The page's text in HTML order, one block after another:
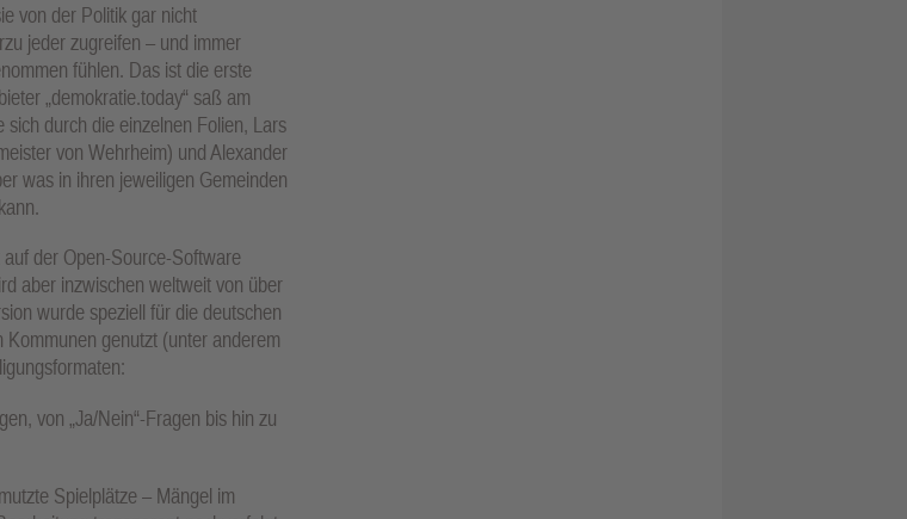
von der Politik gar nicht
jeder zugreifen – und immer
fühlen. Das ist die erste
„demokratie.today“ saß am
durch die einzelnen Folien, Lars
von Wehrheim) und Alexander
was in ihren jeweiligen Gemeinden
der Open-Source-Software
aber inzwischen weltweit von über
wurde speziell für die deutschen
genutzt (unter anderem
von „Ja/Nein“-Fragen bis hin zu
Spielplätze – Mängel im